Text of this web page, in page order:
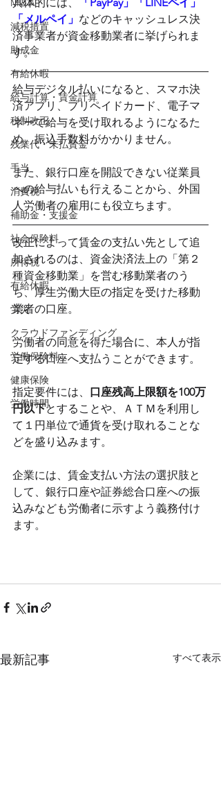
M＆A
減税措置
助成金
有給休暇
給与計算・賃金計算
税制改正
残業代・未払賃金
手当
消費税
補助金・支援金
社会保険料
所得税
有給休暇
労災
クラウドファンディング
労働保険料
健康保険
労働時間
「メルペイ」 などのキャッシュレス決
済事業者が資金移動業者に挙げられま
す。
給与デジタル払いになると、スマホ決
済アプリ、プリペイドカード、電子マ
ネーで給与を受け取れるようになるた
め、振込手数料がかかりません。
また、銀行口座を開設できない従業員
への給与払いも行えることから、外国
人労働者の雇用にも役立ちます。
改正によって賃金の支払い先として追
加されるのは、資金決済法上の「第２
種資金移動業」を営む移動業者のう
ち、厚生労働大臣の指定を受けた移動
業者の口座。
労働者の同意を得た場合に、本人が指
定する口座へ支払うことができます。
指定要件には、 口座残高上限額を100万
円以下とすることや、ＡＴＭを利用し
て１円単位で通貨を受け取れることな
どを盛り込みます。
企業には、賃金支払い方法の選択肢と
して、銀行口座や証券総合口座への振
込みなども労働者に示すよう義務付け
ます。
最新記事 すべて表示